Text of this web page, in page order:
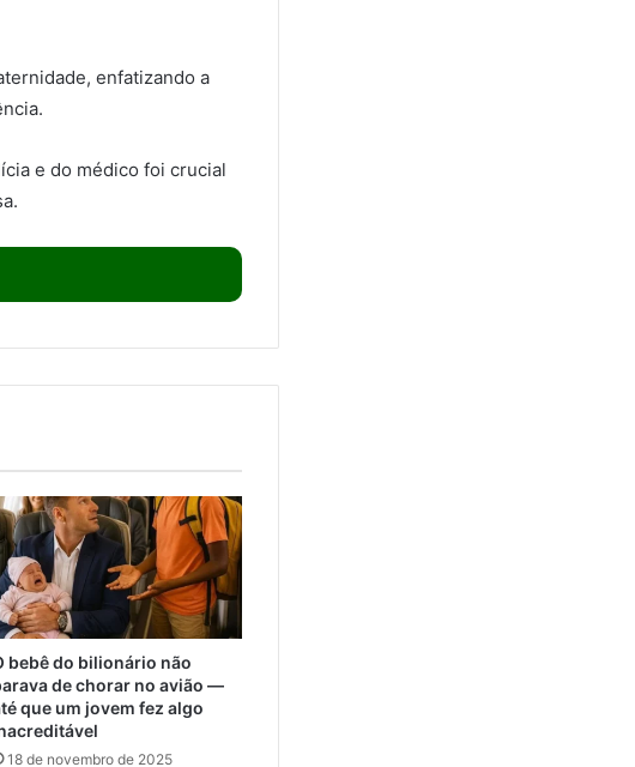
enfatizando a
e do médico foi crucial
bebê do bilionário não
de chorar no avião —
que um jovem fez algo
18 de novembro de 2025